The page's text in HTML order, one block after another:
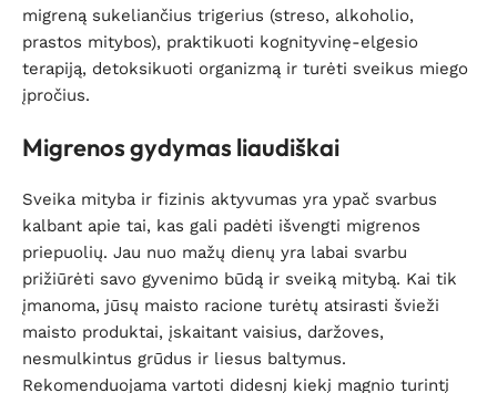
migreną sukeliančius trigerius (streso, alkoholio,
prastos mitybos), praktikuoti kognityvinę-elgesio
terapiją, detoksikuoti organizmą ir turėti sveikus miego
įpročius.
Migrenos gydymas liaudiškai
Sveika mityba ir fizinis aktyvumas yra ypač svarbus
kalbant apie tai, kas gali padėti išvengti migrenos
priepuolių. Jau nuo mažų dienų yra labai svarbu
prižiūrėti savo gyvenimo būdą ir sveiką mitybą. Kai tik
įmanoma, jūsų maisto racione turėtų atsirasti švieži
maisto produktai, įskaitant vaisius, daržoves,
nesmulkintus grūdus ir liesus baltymus.
Rekomenduojama vartoti didesnį kiekį magnio turintį